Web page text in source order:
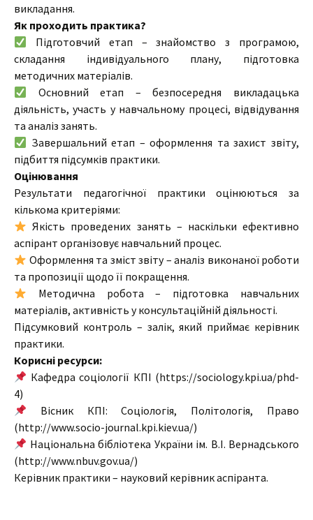
викладання.
Як проходить практика?
Підготовчий етап – знайомство з програмою,
складання індивідуального плану, підготовка
методичних матеріалів.
Основний етап – безпосередня викладацька
діяльність, участь у навчальному процесі, відвідування
та аналіз занять.
Завершальний етап – оформлення та захист звіту,
підбиття підсумків практики.
Оцінювання
Результати педагогічної практики оцінюються за
кількома критеріями:
Якість проведених занять – наскільки ефективно
аспірант організовує навчальний процес.
Оформлення та зміст звіту – аналіз виконаної роботи
та пропозиції щодо її покращення.
Методична робота – підготовка навчальних
матеріалів, активність у консультаційній діяльності.
Підсумковий контроль – залік, який приймає керівник
практики.
Корисні ресурси:
Кафедра соціології КПІ (https://sociology.kpi.ua/phd-
4)
Вісник КПІ: Соціологія, Політологія, Право
(http://www.socio-journal.kpi.kiev.ua/)
Національна бібліотека України ім. В.І. Вернадського
(http://www.nbuv.gov.ua/)
Керівник практики – науковий керівник аспіранта.